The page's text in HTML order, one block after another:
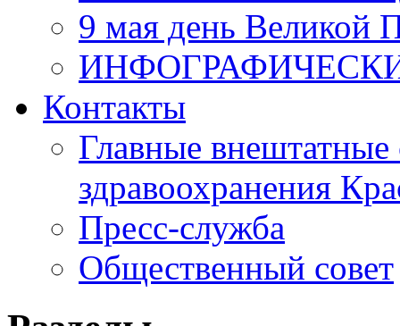
9 мая день Великой
Контакты
Главные внештатные
здравоохранения
Пресс-служба
Общественный совет